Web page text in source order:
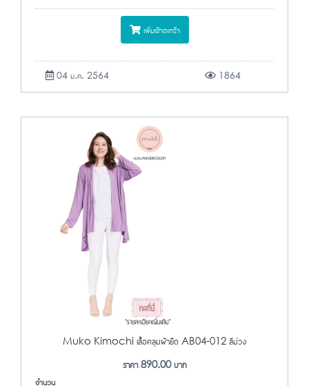
เพิ่มเข้าตะกร้า
04 ม.ค. 2564 1864
Muko Kimochi เสื้อคลุมผ้ายืด AB04-012 สีม่วง
ราคา890.00บาท
จำนวน